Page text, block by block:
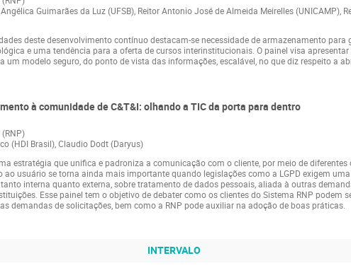
Guimarães da Luz (UFSB), Reitor Antonio José de Almeida Meirelles (UNICAMP),
deste desenvolvimento contínuo destacam-se necessidade de armazenamento
e uma tendência para a oferta de cursos interinstitucionais. O painel visa
um modelo seguro, do ponto de vista das informações, escalável, no que diz respeito a
à comunidade de C&T&I: olhando a TIC da porta para dentro
(HDI Brasil), Claudio Dodt (Daryus)
estratégia que unifica e padroniza a comunicação com o cliente, por meio de
ao usuário se torna ainda mais importante quando legislações como a LGPD exigem
interna quanto externa, sobre tratamento de dados pessoais, aliada à outras
Esse painel tem o objetivo de debater como os clientes do Sistema RNP podem
demandas de solicitações, bem como a RNP pode auxiliar na adoção de boas práticas.
INTERVALO